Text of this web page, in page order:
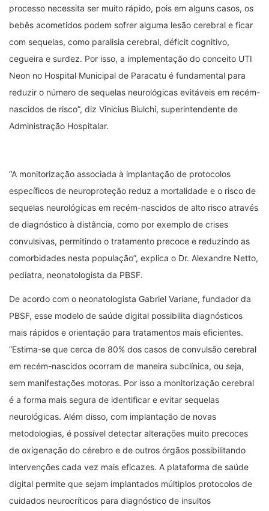
processo necessita ser muito rápido, pois em alguns casos, os
bebês acometidos podem sofrer alguma lesão cerebral e ficar
com sequelas, como paralisia cerebral, déficit cognitivo,
cegueira e surdez. Por isso, a implementação do conceito UTI
Neon no Hospital Municipal de Paracatu é fundamental para
reduzir o número de sequelas neurológicas evitáveis em recém-
nascidos de risco”, diz Vinicius Biulchi, superintendente de
Administração Hospitalar.
“A monitorização associada à implantação de protocolos
específicos de neuroproteção reduz a mortalidade e o risco de
sequelas neurológicas em recém-nascidos de alto risco através
de diagnóstico à distância, como por exemplo de crises
convulsivas, permitindo o tratamento precoce e reduzindo as
comorbidades nesta população”, explica o Dr. Alexandre Netto,
pediatra, neonatologista da PBSF.
De acordo com o neonatologista Gabriel Variane, fundador da
PBSF, esse modelo de saúde digital possibilita diagnósticos
mais rápidos e orientação para tratamentos mais eficientes.
“Estima-se que cerca de 80% dos casos de convulsão cerebral
em recém-nascidos ocorram de maneira subclínica, ou seja,
sem manifestações motoras. Por isso a monitorização cerebral
é a forma mais segura de identificar e evitar sequelas
neurológicas. Além disso, com implantação de novas
metodologias, é possível detectar alterações muito precoces
de oxigenação do cérebro e de outros órgãos possibilitando
intervenções cada vez mais eficazes. A plataforma de saúde
digital permite que sejam implantados múltiplos protocolos de
cuidados neurocríticos para diagnóstico de insultos